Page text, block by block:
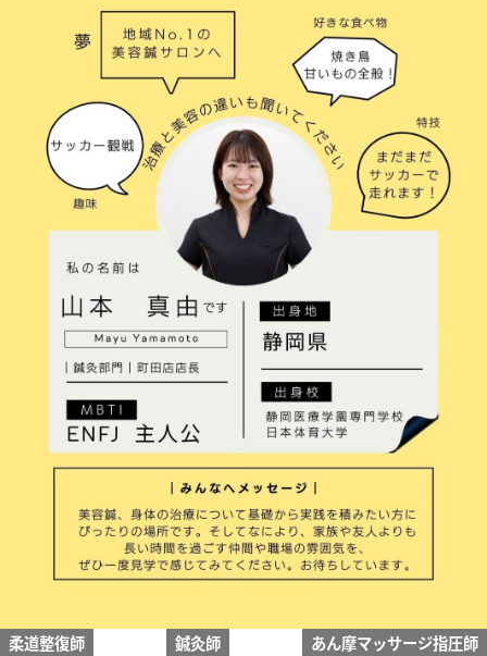
柔道整復師 鍼灸師
あん摩マッサージ指圧師